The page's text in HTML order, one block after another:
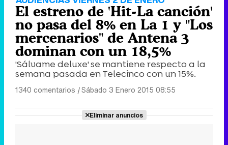
El estreno de 'Hit-La canción'
no pasa del 8% en La 1 y "Los
mercenarios" de Antena 3
dominan con un 18,5%
'Sálvame deluxe' se mantiene respecto a la
semana pasada en Telecinco con un 15%.
1340 comentarios |Sábado 3 Enero 2015 08:55
Eliminar anuncios